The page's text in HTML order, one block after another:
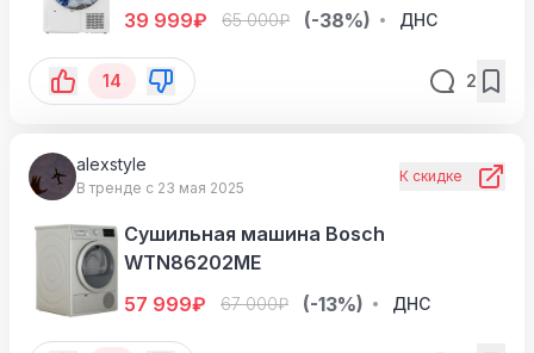
39 999₽ 65 000₽ (-38%) ДНС
14 2
alexstyle
В тренде с 23 мая 2025
К скидке
Сушильная машина Bosch
WTN86202ME
57 999₽ 67 000₽ (-13%) ДНС